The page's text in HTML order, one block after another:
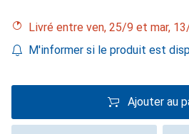
Livré entre ven, 25/9 et mar,
M'informer si le produit est
Ajouter au